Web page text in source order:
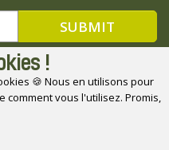
!
🍪 Nous en utilisons pour
vous l'utilisez. Promis,
ses partenaires